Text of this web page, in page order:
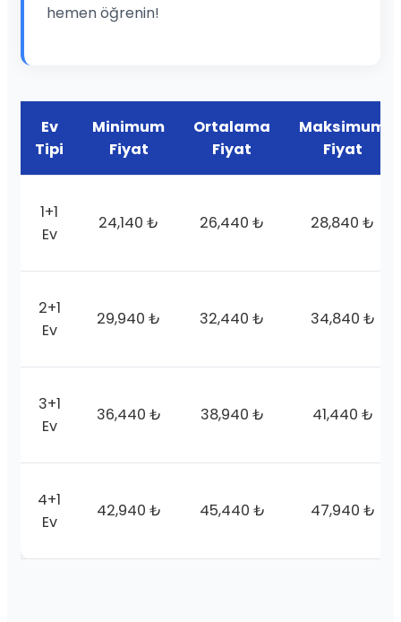
hemen öğrenin!
Ev
Tipi
Minimum
Fiyat
Ortalama
Fiyat
Maksimum
Fiyat
1+1
Ev
24,140 ₺ 26,440 ₺ 28,840 ₺
2+1
Ev
29,940 ₺ 32,440 ₺ 34,840 ₺
3+1
Ev
36,440 ₺ 38,940 ₺ 41,440 ₺
4+1
Ev
42,940 ₺ 45,440 ₺ 47,940 ₺